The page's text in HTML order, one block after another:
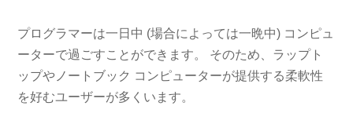
プログラマーは一日中 (場合によっては一晩中) コンピュ
ーターで過ごすことができます。 そのため、ラップト
ップやノートブック コンピューターが提供する柔軟性
を好むユーザーが多くいます。